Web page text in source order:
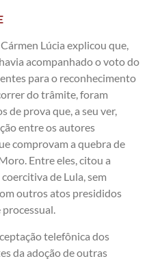
Lúcia explicou que,
acompanhado o voto do
para o reconhecimento
do trâmite, foram
de prova que, a seu ver,
entre os autores
comprovam a quebra de
Entre eles, citou a
de Lula, sem
outros atos presididos
telefônica dos
da adoção de outras